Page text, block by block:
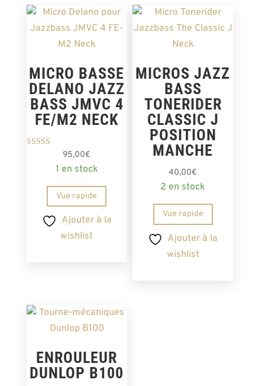
MICRO BASSE
DELANO JAZZ
BASS JMVC 4
FE/M2 NECK
sur 5
95,00€
1 en stock
Vue rapide
Ajouter à la
wishlist
MICROS JAZZ
BASS
TONERIDER
CLASSIC J
POSITION
MANCHE
40,00€
2 en stock
Vue rapide
Ajouter à la
wishlist
ENROULEUR
DUNLOP B100